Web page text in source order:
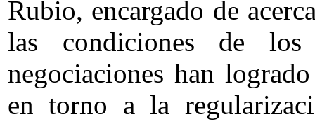
Rubio, encargado de
las condiciones de los
negociaciones han
en torno a la